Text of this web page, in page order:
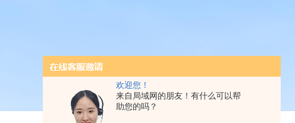
欢迎您！
来自局域网的朋友！有什么可以帮
助您的吗？